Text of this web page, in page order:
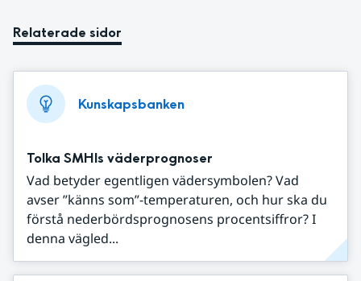
Relaterade sidor
Kunskapsbanken
Tolka SMHIs väderprognoser
Vad betyder egentligen vädersymbolen? Vad
avser ”känns som”-temperaturen, och hur ska du
förstå nederbördsprognosens procentsiffror? I
denna vägled...